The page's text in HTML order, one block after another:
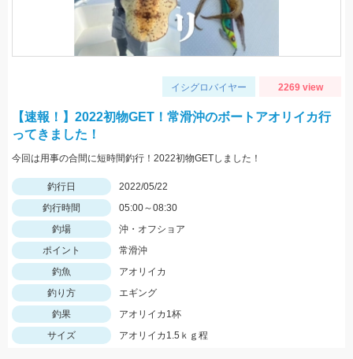
イシグロバイヤー 2269 view
【速報！】2022初物GET！常滑沖のボートアオリイカ行
ってきました！
今回は用事の合間に短時間釣行！2022初物GETしました！
釣行日
2022/05/22
釣行時間
05:00～08:30
釣場
沖・オフショア
ポイント
常滑沖
釣魚
アオリイカ
釣り方
エギング
釣果
アオリイカ1杯
サイズ
アオリイカ1.5ｋｇ程